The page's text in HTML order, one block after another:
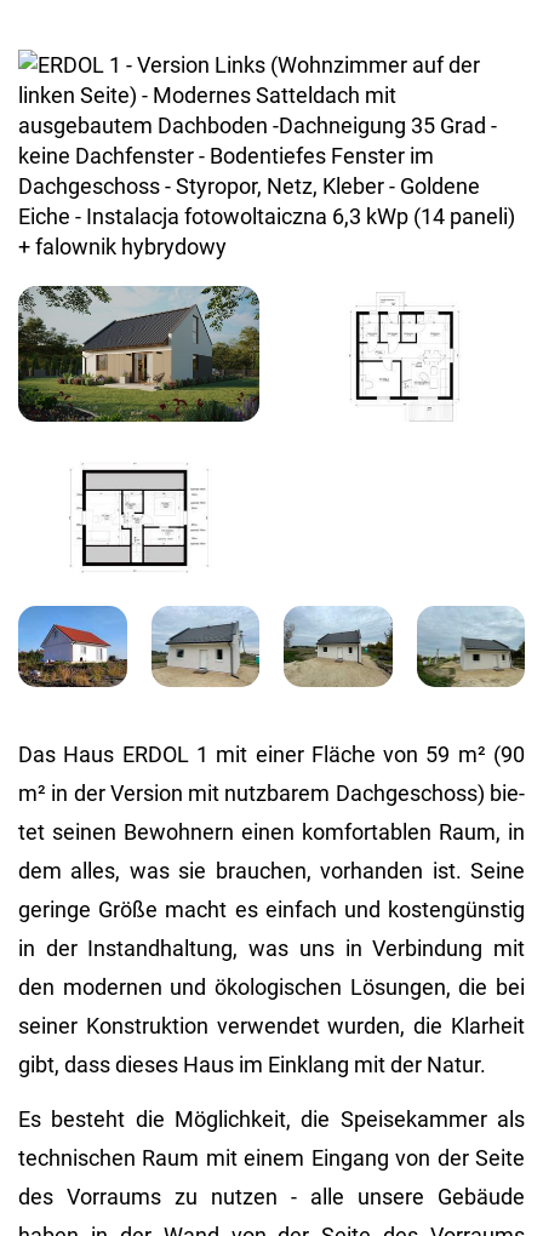
Das Haus ERDOL 1 mit einer Flä­che von 59 m² (90
m² in der Ver­si­on mit nutz­ba­rem Dach­ge­schoss) bie­
tet sei­nen Be­woh­nern einen kom­for­ta­blen Raum, in
dem alles, was sie brau­chen, vor­han­den ist. Seine
ge­rin­ge Größe macht es ein­fach und kos­ten­güns­tig
in der In­stand­hal­tung, was uns in Ver­bin­dung mit
den mo­der­nen und öko­lo­gi­schen Lö­sun­gen, die bei
sei­ner Kon­struk­ti­on ver­wen­det wur­den, die Klar­heit
gibt, dass die­ses Haus im Ein­klang mit der Natur.
Es be­steht die Mög­lich­keit, die Spei­se­kam­mer als
tech­ni­schen Raum mit einem Ein­gang von der Seite
des Vor­raums zu nut­zen - alle un­se­re Ge­bäu­de